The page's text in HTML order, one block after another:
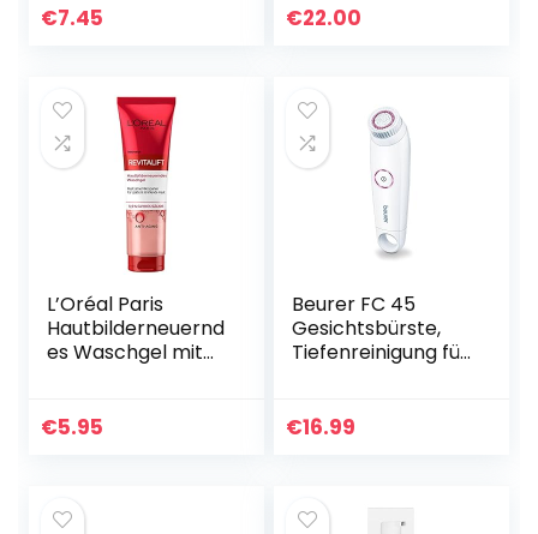
Glycerin und
€7.45
– gegen Pickel,
€22.00
L’Oréal Paris
Hautbilderneuernd
es Waschgel mit
Aging
€5.95
Beurer FC 45
Gesichtsbürste,
Tiefenreinigung für
Rotation für jeden
€16.99